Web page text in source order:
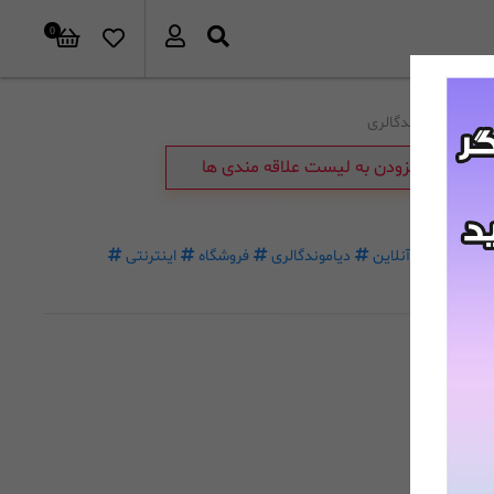
0
برند: دیاموندگالری
افزودن به لیست علاقه مندی ها
آنلاین دیاموندگالری فروشگاه
اینترنتی